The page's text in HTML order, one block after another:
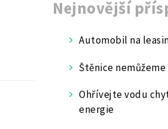
Nejnovější
Automobil na
Štěnice
Ohřívejte vodu
energie